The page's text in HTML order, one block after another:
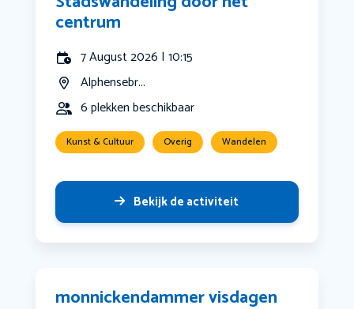
centrum
7 August 2026 | 10:15
Alphensebr...
6 plekken beschikbaar
Kunst & Cultuur Overig Wandelen
Bekijk de activiteit
monnickendammer visdagen